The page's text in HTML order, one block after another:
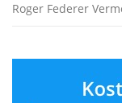
Roger Federer